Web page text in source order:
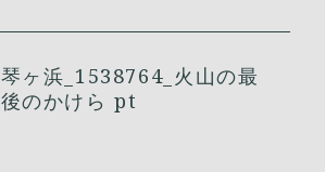
琴ヶ浜_1538764_火山の最
後のかけら pt